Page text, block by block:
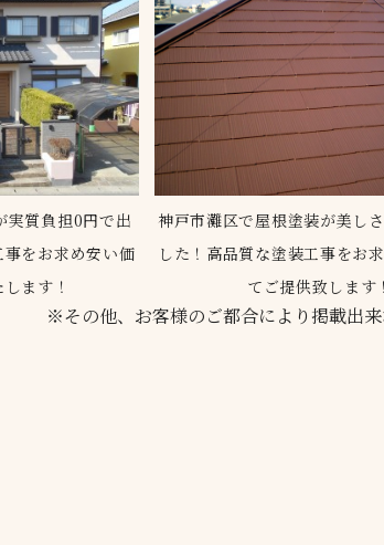
実質負担0円で出
をお求め安い価
ます！
神戸市灘区で屋根塗装が美し
した！高品質な塗装工事をお
てご提供致します！
※その他、お客様のご都合により 掲載出